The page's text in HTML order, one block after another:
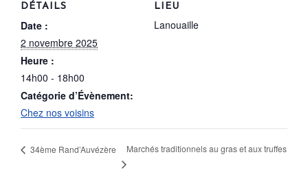
DÉTAILS
Date :
2 novembre 2025
Heure :
14h00 - 18h00
Catégorie d’Évènement:
Chez nos voisins
LIEU
Lanouaille
34ème Rand’Auvézère Marchés traditionnels au gras et aux truffes